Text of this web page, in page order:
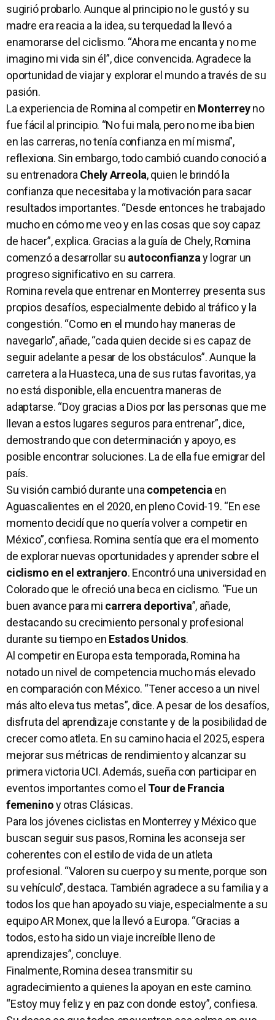
sugirió probarlo. Aunque al principio no le gustó y su
madre era reacia a la idea, su terquedad la llevó a
enamorarse del ciclismo. “Ahora me encanta y no me
imagino mi vida sin él”, dice convencida. Agradece la
oportunidad de viajar y explorar el mundo a través de su
pasión.
La experiencia de Romina al competir en Monterreyno
fue fácil al principio. “No fui mala, pero no me iba bien
en las carreras, no tenía confianza en mí misma”,
reflexiona. Sin embargo, todo cambió cuando conoció a
su entrenadoraChely Arreola, quien le brindó la
confianza que necesitaba y la motivación para sacar
resultados importantes. “Desde entonces he trabajado
mucho en cómo me veo y en las cosas que soy capaz
de hacer”, explica. Gracias a la guía de Chely, Romina
comenzó a desarrollar su autoconfianzay lograr un
progreso significativo en su carrera.
Romina revela que entrenar en Monterrey presenta sus
propios desafíos, especialmente debido al tráfico y la
congestión. “Como en el mundo hay maneras de
navegarlo”, añade, “cada quien decide si es capaz de
seguir adelante a pesar de los obstáculos”. Aunque la
carretera a la Huasteca, una de sus rutas favoritas, ya
no está disponible, ella encuentra maneras de
adaptarse. “Doy gracias a Dios por las personas que me
llevan a estos lugares seguros para entrenar”, dice,
demostrando que con determinación y apoyo, es
posible encontrar soluciones. La de ella fue emigrar del
país.
Su visión cambió durante unacompetenciaen
Aguascalientes en el 2020, en pleno Covid-19. “En ese
momento decidí que no quería volver a competir en
México”, confiesa. Romina sentía que era el momento
de explorar nuevas oportunidades y aprender sobre el
ciclismo en el extranjero. Encontró una universidad en
Colorado que le ofreció una beca en ciclismo. “Fue un
buen avance para mi carrera deportiva”, añade,
destacando su crecimiento personal y profesional
durante su tiempo en Estados Unidos.
Al competir en Europa esta temporada, Romina ha
notado un nivel de competencia mucho más elevado
en comparación con México. “Tener acceso a un nivel
más alto eleva tus metas”, dice. A pesar de los desafíos,
disfruta del aprendizaje constante y de la posibilidad de
crecer como atleta. En su camino hacia el 2025, espera
mejorar sus métricas de rendimiento y alcanzar su
primera victoria UCI. Además, sueña con participar en
eventos importantes como el Tour de Francia
femeninoy otras Clásicas.
Para los jóvenes ciclistas en Monterrey y México que
buscan seguir sus pasos, Romina les aconseja ser
coherentes con el estilo de vida de un atleta
profesional. “Valoren su cuerpo y su mente, porque son
su vehículo”, destaca. También agradece a su familia y a
todos los que han apoyado su viaje, especialmente a su
equipo AR Monex, que la llevó a Europa. “Gracias a
todos, esto ha sido un viaje increíble lleno de
aprendizajes”, concluye.
Finalmente, Romina desea transmitir su
agradecimiento a quienes la apoyan en este camino.
“Estoy muy feliz y en paz con donde estoy”, confiesa.